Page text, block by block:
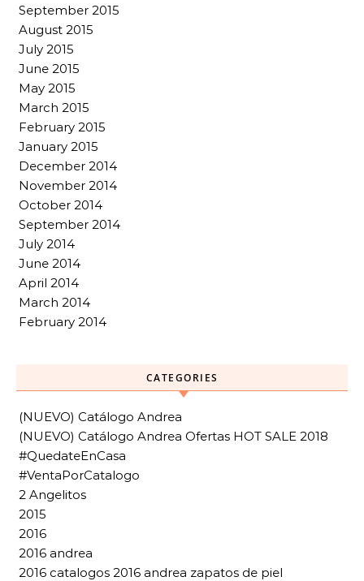
September 2015
August 2015
July 2015
June 2015
May 2015
March 2015
February 2015
January 2015
December 2014
November 2014
October 2014
September 2014
July 2014
June 2014
April 2014
March 2014
February 2014
CATEGORIES
(NUEVO) Catálogo Andrea
(NUEVO) Catálogo Andrea Ofertas HOT SALE 2018
#QuedateEnCasa
#VentaPorCatalogo
2 Angelitos
2015
2016
2016 andrea
2016 catalogos 2016 andrea zapatos de piel